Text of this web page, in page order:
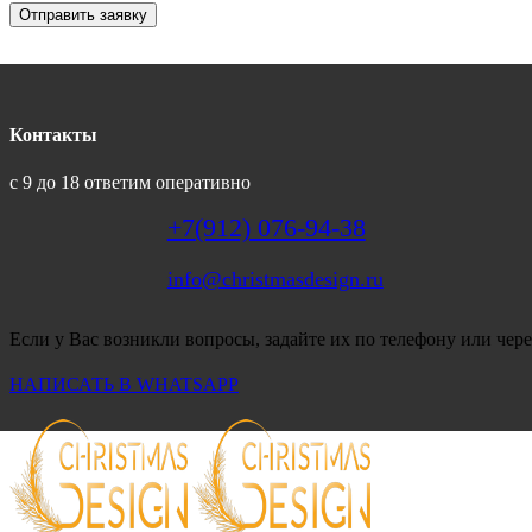
Отправить заявку
Контакты
с 9 до 18 ответим оперативно
+7(912) 076-94-38
info@christmasdesign.ru
Если у Вас возникли вопросы, задайте их по телефону или
НАПИСАТЬ В WHATSAPP